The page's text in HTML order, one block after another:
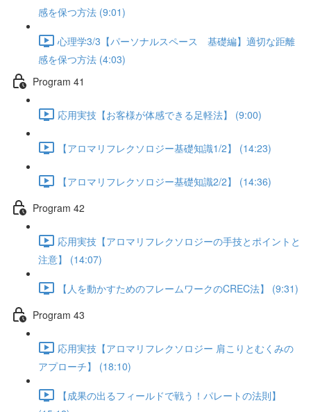
感を保つ方法 (9:01)
心理学3/3【パーソナルスペース 基礎編】適切な距離
感を保つ方法 (4:03)
Program 41
応用実技【お客様が体感できる足軽法】 (9:00)
【アロマリフレクソロジー基礎知識1/2】 (14:23)
【アロマリフレクソロジー基礎知識2/2】 (14:36)
Program 42
応用実技【アロマリフレクソロジーの手技とポイントと
注意】 (14:07)
【人を動かすためのフレームワークのCREC法】 (9:31)
Program 43
応用実技【アロマリフレクソロジー 肩こりとむくみの
アプローチ】 (18:10)
【成果の出るフィールドで戦う！パレートの法則】